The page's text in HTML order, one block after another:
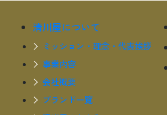
清川屋について
ミッション・理念・代表挨拶
事業内容
会社概要
ブランド一覧